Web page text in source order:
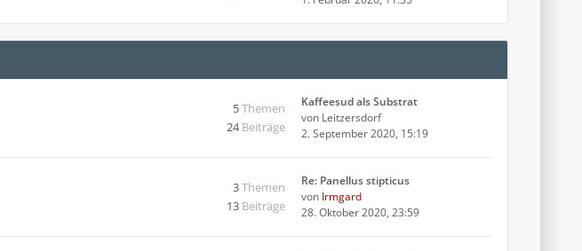
5Themen
24Beiträge
Kaffeesud als Substrat
von Leitzersdorf
2. September 2020, 15:19
3Themen
13 Beiträge
Re: Panellus stipticus
von Irmgard
28. Oktober 2020, 23:59